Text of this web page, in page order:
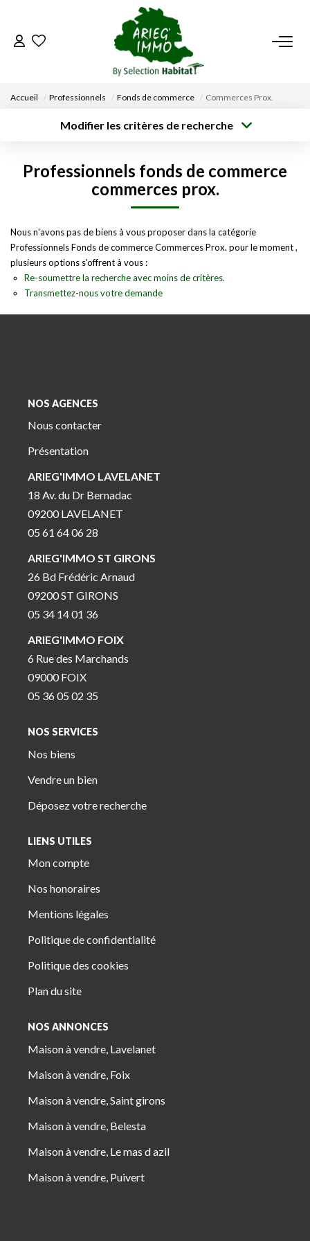
ACCUEIL
DÉPOSEZ VOTRE RECHERCHE
NOUS REJOINDRE
CONTACT
Accueil Professionnels Fonds de commerce Commerces Prox.
Modifier les critères de recherche
Type de bien
Professionnels fonds de commerce
commerces prox.
Nous n'avons pas de biens à vous proposer dans la catégorie
Professionnels Fonds de commerce Commerces Prox. pour le moment ,
plusieurs options s'offrent à vous :
Re-soumettre la recherche avec moins de critères.
Transmettez-nous votre demande
NOS AGENCES
Nous contacter
Présentation
ARIEG'IMMO LAVELANET
18 Av. du Dr Bernadac
09200 LAVELANET
05 61 64 06 28
ARIEG'IMMO ST GIRONS
26 Bd Frédéric Arnaud
09200 ST GIRONS
05 34 14 01 36
ARIEG'IMMO FOIX
6 Rue des Marchands
09000 FOIX
05 36 05 02 35
NOS SERVICES
Nos biens
Vendre un bien
Déposez votre recherche
LIENS UTILES
Mon compte
Nos honoraires
Mentions légales
Politique de confidentialité
Politique des cookies
Plan du site
NOS ANNONCES
Maison à vendre, Lavelanet
Maison à vendre, Foix
Maison à vendre, Saint girons
Maison à vendre, Belesta
Maison à vendre, Le mas d azil
Maison à vendre, Puivert